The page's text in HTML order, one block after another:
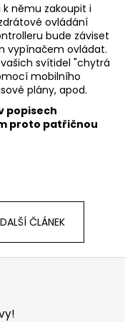
němu zakoupit i
ovládání
bude záviset
vypínačem ovládat.
vašich svítidel "chytrá
mobilního
plány, apod.
popisech
proto patřičnou
DALŠÍ ČLÁNEK